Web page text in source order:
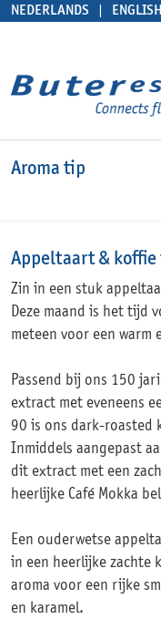
NEDERLANDS ENGLISH
Aroma tip
Appeltaart & koffie
Zin in een stuk
Deze maand is het tijd
meteen voor een warm
Passend bij ons 150
extract met eveneens
90 is ons dark-roasted
Inmiddels aangepast
dit extract met een
heerlijke Café Mokka
Een ouderwetse
in een heerlijke zachte
aroma voor een rijke
en karamel.